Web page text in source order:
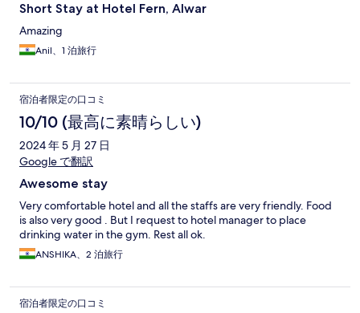
Short Stay at Hotel Fern, Alwar
Amazing
Anil、1 泊旅行
宿泊者限定の口コミ
10/10 (最高に素晴らしい)
2024 年 5 月 27 日
Google で翻訳
Awesome stay
Very comfortable hotel and all the staffs are very friendly. Food
is also very good . But I request to hotel manager to place
drinking water in the gym. Rest all ok.
ANSHIKA、2 泊旅行
宿泊者限定の口コミ